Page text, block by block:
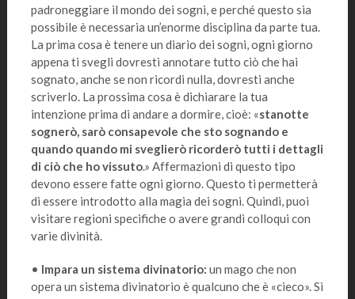
padroneggiare il mondo dei sogni, e perché questo sia
possibile è necessaria un’enorme disciplina da parte tua.
La prima cosa è tenere un diario dei sogni, ogni giorno
appena ti svegli dovresti annotare tutto ciò che hai
sognato, anche se non ricordi nulla, dovresti anche
scriverlo. La prossima cosa è dichiarare la tua
intenzione prima di andare a dormire, cioè: «stanotte
sognerò, sarò consapevole che sto sognando e
quando quando mi sveglierò ricorderò tutti i dettagli
di ciò che ho vissuto.» Affermazioni di questo tipo
devono essere fatte ogni giorno. Questo ti permetterà
di essere introdotto alla magia dei sogni. Quindi, puoi
visitare regioni specifiche o avere grandi colloqui con
varie divinità.
• Impara un sistema divinatorio: un mago che non
opera un sistema divinatorio è qualcuno che è «cieco». Si